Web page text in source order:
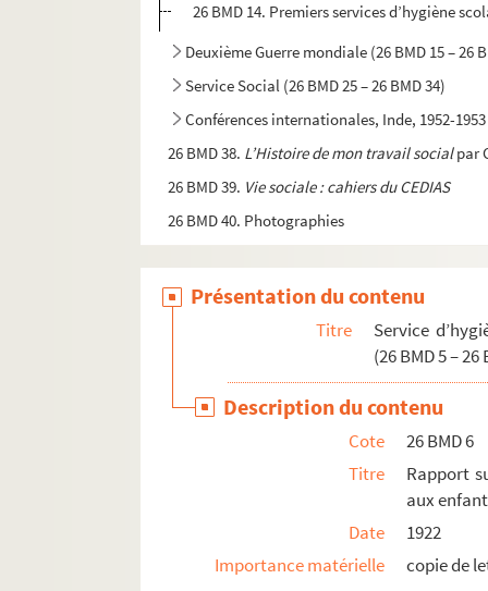
26 BMD 14. Premiers services d’hygiène
Deuxième Guerre mondiale (26 BMD 15 – 26
Service Social (26 BMD 25 – 26 BMD 34)
Conférences internationales, Inde, 1952-1953
26 BMD 38. L’Histoire de mon travail socialpar
26 BMD 39. Vie sociale : cahiers du CEDIAS
26 BMD 40. Photographies
Présentation du contenu
Titre
Service
(26 BMD 5 – 26
Description du contenu
Cote
26 BMD 6
Titre
Rapport
aux
Date
1922
Importance matérielle
copie de